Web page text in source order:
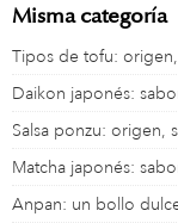
Misma categoría
Tipos de tofu:
Daikon japonés:
Salsa ponzu: origen,
Matcha japonés:
Anpan: un bollo